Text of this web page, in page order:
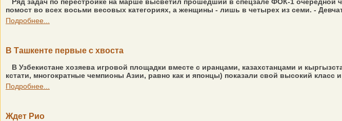
помост во всех восьми весовых категориях, а женщины - лишь в четырех из семи. -
Подробнее...
В Ташкенте первые с хвоста
В Узбекистане хозяева игровой площадки вместе с иранцами, казахстанцами и
кстати, многократные чемпионы Азии, равно как и японцы) показали свой высокий класс
Подробнее...
Ждет Рио